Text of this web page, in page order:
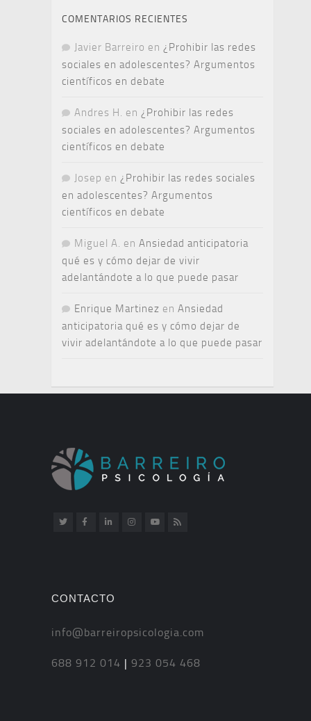
COMENTARIOS RECIENTES
Javier Barreiro en ¿Prohibir las redes
sociales en adolescentes? Argumentos
científicos en debate
Andres H. en ¿Prohibir las redes
sociales en adolescentes? Argumentos
científicos en debate
Josep en ¿Prohibir las redes sociales
en adolescentes? Argumentos
científicos en debate
Miguel A. en Ansiedad anticipatoria
qué es y cómo dejar de vivir
adelantándote a lo que puede pasar
Enrique Martinez en Ansiedad
anticipatoria qué es y cómo dejar de
vivir adelantándote a lo que puede pasar
CONTACTO
info@barreiropsicologia.com
688 912 014 | 923 054 468